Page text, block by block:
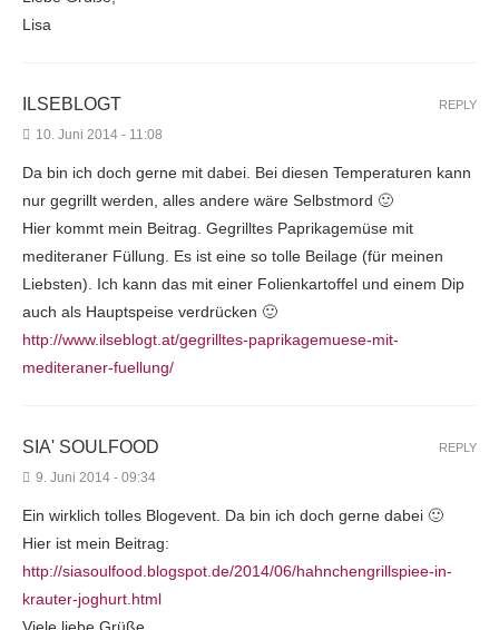
Lisa
ILSEBLOGT
10. Juni 2014 - 11:08
Da bin ich doch gerne mit dabei. Bei diesen Temperaturen kann
nur gegrillt werden, alles andere wäre Selbstmord 🙂
Hier kommt mein Beitrag. Gegrilltes Paprikagemüse mit
mediteraner Füllung. Es ist eine so tolle Beilage (für meinen
Liebsten). Ich kann das mit einer Folienkartoffel und einem Dip
auch als Hauptspeise verdrücken 🙂
http://www.ilseblogt.at/gegrilltes-paprikagemuese-mit-
mediteraner-fuellung/
REPLY
SIA' SOULFOOD
9. Juni 2014 - 09:34
Ein wirklich tolles Blogevent. Da bin ich doch gerne dabei 🙂
Hier ist mein Beitrag:
http://siasoulfood.blogspot.de/2014/06/hahnchengrillspiee-in-
krauter-joghurt.html
REPLY